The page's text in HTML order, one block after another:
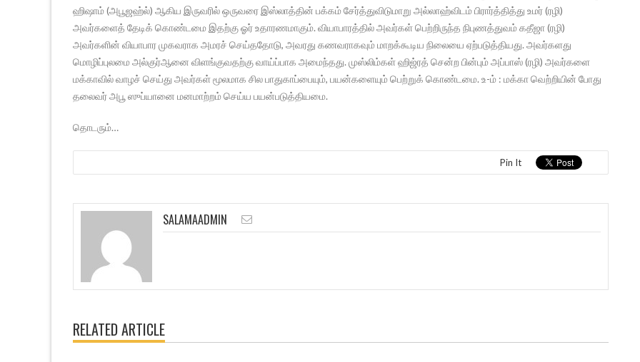
ஹிஷாம் (அபூஜஹ்ல்) ஆகிய இருவரில் ஒருவரை இஸ்லாத்தின் பக்கம் சேர்த்துவிடுமாறு அல்லாஹ்விடம் பிரார்த்தித்து உமர் (ரழி)
அவர்களைத் தேடிக் கொண்டமை இதற்கு ஓர் உதாரணமாகும். வியாபாரத்தில் அவர்கள் பெற்றிருந்த நிபுணத்துவம் கதீஜா (ரழி)
அவர்களின் வியாபார முகவராக அமரச் செய்ததோடு, அவரது கணவராகவும் மாறக்கூடிய நிலையை ஏற்படுத்தியது. அவர்களது
மொழிப்புலமை அல்குர்ஆனை விளங்குவதற்கு வாய்ப்பாக அமைந்தது. முஸ்லிம்கள் ஹிஜ்ரத் சென்ற பின்பும் அப்பாஸ் (ரழி) அவர்களை
மக்காவில் வாழச் செய்து அவர்கள் மூலமாக சில பாதுகாப்பையும், பயன்களையும் பெற்றுக் கொண்டமை. உ-ம் : மக்கா வெற்றியின் போது
தலைவர் அபூ ஸுப்யானை மனமாற்றம் செய்ய பயன்படுத்தியமை.
தொடரும்…
Pin It
SALAMAADMIN
RELATED ARTICLE